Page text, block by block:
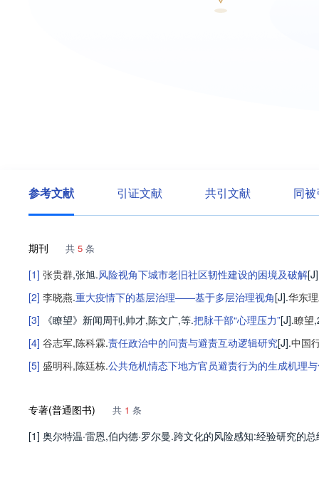
参考文献 引证文献 共引文献 同
期刊 共 5 条
[1] 张贵群,张旭.风险视角下城市老旧社区韧性建设的困境及破解
[2] 李晓燕.重大疫情下的基层治理——基于多层治理视角[J].华东
[3]
《瞭望》新闻周刊,帅才,陈文广,等.把脉干部“心理压力”[J].瞭望
[4] 谷志军,陈科霖.责任政治中的问责与避责互动逻辑研究[J].中国
[5] 盛明科,陈廷栋.公共危机情态下地方官员避责行为的生成机理
专著(普通图书) 共 1 条
[1] 奥尔特温·雷恩,伯内德·罗尔曼.跨文化的风险感知:经验研究的